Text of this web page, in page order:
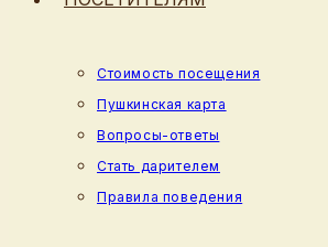
Стоимость посещения
Пушкинская карта
Вопросы-ответы
Стать дарителем
Правила поведения